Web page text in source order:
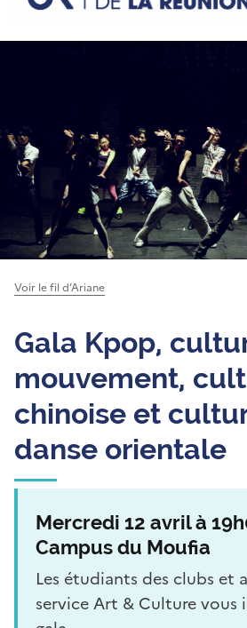
Voir le fil d’Ariane
Gala Kpop,
mouvement,
chinoise et
danse orientale
Mercredi 12 avril à
Campus du Moufia
Les étudiants des clubs et
service Art & Culture vous